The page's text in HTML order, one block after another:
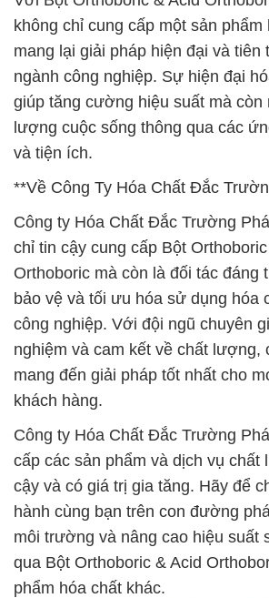
không chỉ cung cấp một sản phẩm
mang lại giải pháp hiện đại và tiên
ngành công nghiệp. Sự hiện đại
giúp tăng cường hiệu suất mà còn
lượng cuộc sống thông qua các
và tiện ích.
**Về Công Ty Hóa Chất Đắc
Công ty Hóa Chất Đắc Trường
chỉ tin cậy cung cấp Bột Orthoboric
Orthoboric mà còn là đối tác đáng
bảo vệ và tối ưu hóa sử dụng hóa
công nghiệp. Với đội ngũ chuyên
nghiệm và cam kết về chất lượng,
mang đến giải pháp tốt nhất cho
khách hàng.
Công ty Hóa Chất Đắc Trường
cấp các sản phẩm và dịch vụ chất
cậy và có giá trị gia tăng. Hãy để
hành cùng bạn trên con đường
môi trường và nâng cao hiệu suất
qua Bột Orthoboric & Acid
phẩm hóa chất khác.